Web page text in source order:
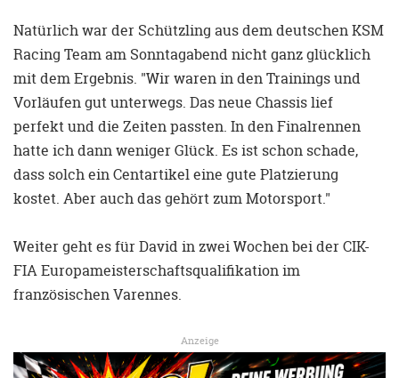
Natürlich war der Schützling aus dem deutschen KSM
Racing Team am Sonntagabend nicht ganz glücklich
mit dem Ergebnis. "Wir waren in den Trainings und
Vorläufen gut unterwegs. Das neue Chassis lief
perfekt und die Zeiten passten. In den Finalrennen
hatte ich dann weniger Glück. Es ist schon schade,
dass solch ein Centartikel eine gute Platzierung
kostet. Aber auch das gehört zum Motorsport."
Weiter geht es für David in zwei Wochen bei der CIK-
FIA Europameisterschaftsqualifikation im
französischen Varennes.
Anzeige